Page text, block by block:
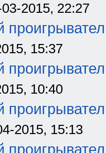
2015, 22:27
15:37
10:40
2015, 15:13